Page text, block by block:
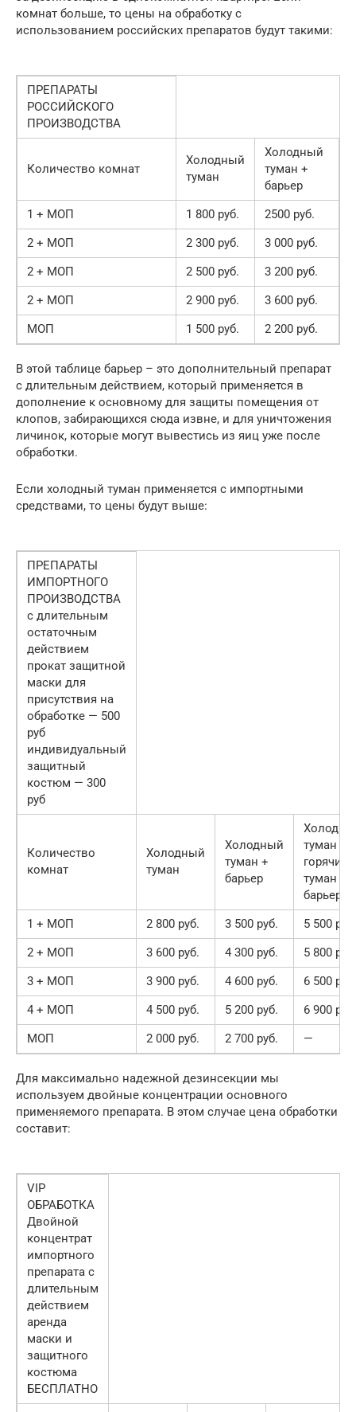
комнат больше, то цены на обработку с
использованием российских препаратов будут такими:
ПРЕПАРАТЫ
РОССИЙСКОГО
ПРОИЗВОДСТВА
Количество комнат
Холодный
туман
Холодный
туман +
барьер
1 + МОП
1 800 руб.
2500 руб.
2 + МОП
2 300 руб.
3 000 руб.
2 + МОП
2 500 руб.
3 200 руб.
2 + МОП
2 900 руб.
3 600 руб.
МОП
1 500 руб. 2 200 руб.
В этой таблице барьер – это дополнительный препарат
с длительным действием, который применяется в
дополнение к основному для защиты помещения от
клопов, забирающихся сюда извне, и для уничтожения
личинок, которые могут вывестись из яиц уже после
обработки.
Если холодный туман применяется с импортными
средствами, то цены будут выше:
ПРЕПАРАТЫ
ИМПОРТНОГО
ПРОИЗВОДСТВА
с длительным
остаточным
действием
прокат защитной
маски для
присутствия на
обработке — 500
руб
индивидуальный
защитный
костюм — 300
руб
Количество
комнат
Холодный
туман
Холодный
туман +
барьер
туман +
горячий
туман +
барьер
1 + МОП
2 800 руб. 3 500 руб.
5 500 руб.
2 + МОП
3 600 руб. 4 300 руб.
5 800 руб.
3 + МОП
3 900 руб. 4 600 руб.
6 500 руб.
4 + МОП
4 500 руб. 5 200 руб.
6 900 руб.
МОП
2 000 руб. 2 700 руб. —
Для максимально надежной дезинсекции мы
используем двойные концентрации основного
применяемого препарата. В этом случае цена обработки
составит:
VIP
ОБРАБОТКА
Двойной
концентрат
импортного
препарата с
длительным
действием
аренда
маски и
защитного
костюма
БЕСПЛАТНО